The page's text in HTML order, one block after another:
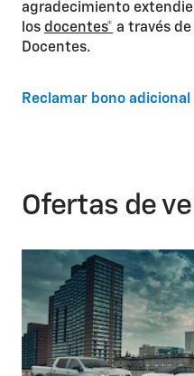
agradecimiento
los docentes* a través
Docentes.
Reclamar bono adicional
Ofertas de